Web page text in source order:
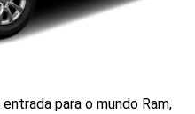
para o mundo Ram,